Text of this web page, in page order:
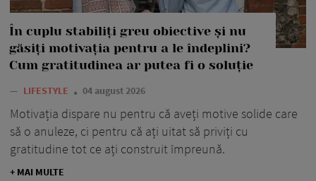
În cuplu stabiliți greu obiective și nu
găsiți motivația pentru a le îndeplini?
Cum gratitudinea ar putea fi o soluție
— LIFESTYLE 04 august 2026
Motivația dispare nu pentru că aveți motive solide care
să o anuleze, ci pentru că ați uitat să priviți cu
gratitudine tot ce ați construit împreună.
+ MAI MULTE